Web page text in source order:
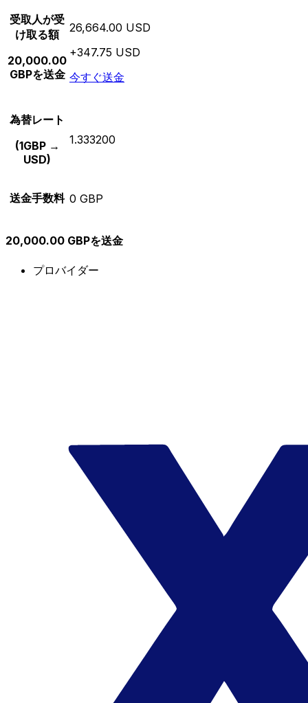
受取人が受
け取る額
20,000.00
GBPを送金
26,664.00 USD
+347.75 USD
今すぐ送金
為替レート
(1GBP →
USD)
1.333200
送金手数料 0 GBP
20,000.00 GBPを送金
プロバイダー